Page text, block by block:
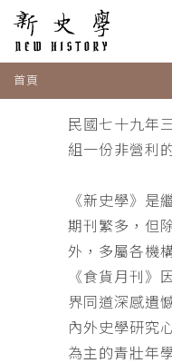
首頁
民國七十九年
組一份非營利
《新史學》是
期刊繁多，但
外，多屬各機
《食貨月刊》
界同道深感遺
內外史學研究
為主的青壯年